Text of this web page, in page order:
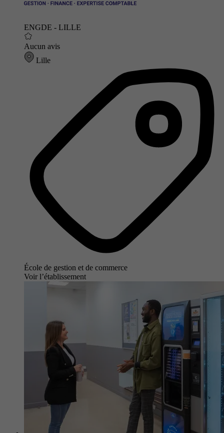
ENGDE - LILLE
Aucun avis
Lille
École de gestion et de commerce
Voir l’établissement